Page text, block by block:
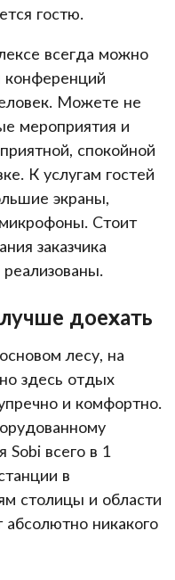
гостю.
всегда можно
конференций
Можете не
мероприятия и
спокойной
К услугам гостей
экраны,
Стоит
заказчика
доехать
лесу, на
здесь отдых
и комфортно.
Sobi всего в 1
в
столицы и области
никакого